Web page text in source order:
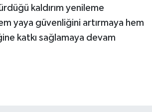
kaldırım yenileme
yaya güvenliğini artırmaya hem
katkı sağlamaya devam